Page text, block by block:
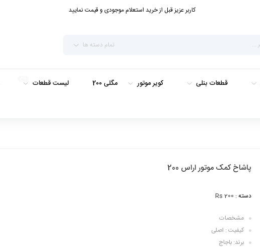
کاربر عزیز قبل از خرید استعلام موجودی و قیمت نمایید
تمام دسته ها
قطعات بنلی کویر موتور مگلی 200 لیست قطعات
پاشاخ کمک موتور اراس 200
دسته : Rs 200
مشخصات
کیفیت : اصلی
برند: باجاج